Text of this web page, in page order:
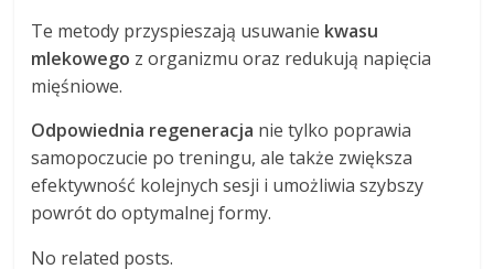
Te metody przyspieszają usuwanie kwasu
mlekowego z organizmu oraz redukują napięcia
mięśniowe.
Odpowiednia regeneracja nie tylko poprawia
samopoczucie po treningu, ale także zwiększa
efektywność kolejnych sesji i umożliwia szybszy
powrót do optymalnej formy.
No related posts.